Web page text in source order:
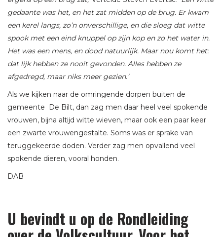
gedaante was het, en het zat midden op de brug. Er kwam
een kerel langs, zo’n onverschillige, en die sloeg dat witte
spook met een eind knuppel op zijn kop en zo het water in.
Het was een mens, en dood natuurlijk. Maar nou komt het:
dat lijk hebben ze nooit gevonden. Alles hebben ze
afgedregd, maar niks meer gezien.’
Als we kijken naar de omringende dorpen buiten de
gemeente De Bilt, dan zag men daar heel veel spokende
vrouwen, bijna altijd witte wieven, maar ook een paar keer
een zwarte vrouwengestalte. Soms was er sprake van
teruggekeerde doden. Verder zag men opvallend veel
spokende dieren, vooral honden.
DAB
U bevindt u op de Rondleiding